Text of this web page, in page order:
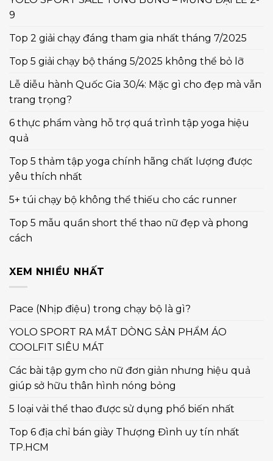
9
Top 2 giải chạy đáng tham gia nhất tháng 7/2025
Top 5 giải chạy bộ tháng 5/2025 không thể bỏ lỡ
Lễ diễu hành Quốc Gia 30/4: Mặc gì cho đẹp mà vẫn
trang trọng?
6 thực phẩm vàng hỗ trợ quá trình tập yoga hiệu
quả
Top 5 thảm tập yoga chính hãng chất lượng được
yêu thích nhất
5+ túi chạy bộ không thể thiếu cho các runner
Top 5 mẫu quần short thể thao nữ đẹp và phong
cách
XEM NHIỀU NHẤT
Pace (Nhịp điệu) trong chạy bộ là gì?
YOLO SPORT RA MẮT DÒNG SẢN PHẨM ÁO
COOLFIT SIÊU MÁT
Các bài tập gym cho nữ đơn giản nhưng hiệu quả
giúp sở hữu thân hình nóng bỏng
5 loại vải thể thao được sử dụng phổ biến nhất
Top 6 địa chỉ bán giày Thượng Đình uy tín nhất
TP.HCM